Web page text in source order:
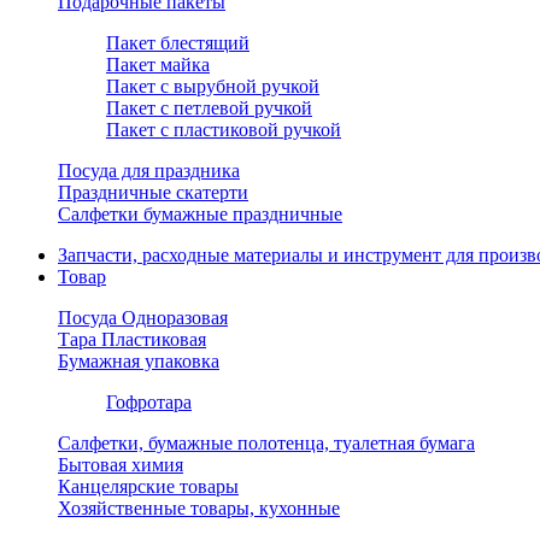
Пакет блестящий
Пакет майка
Пакет с вырубной ручкой
Пакет с петлевой ручкой
Пакет с пластиковой ручкой
Посуда для праздника
Праздничные скатерти
Салфетки бумажные праздничные
Запчасти, расходные материалы и инструмент для
Товар
Посуда Одноразовая
Тара Пластиковая
Бумажная упаковка
Гофротара
Салфетки, бумажные полотенца, туалетная бумага
Бытовая химия
Канцелярские товары
Хозяйственные товары, кухонные